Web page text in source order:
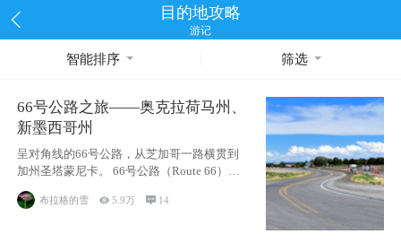
目的地攻略
游记
智能排序 筛选
66号公路之旅——奥克拉荷马州、
新墨西哥州
呈对角线的66号公路，从芝加哥一路横贯到
加州圣塔蒙尼卡。 66号公路（Route 66），
被美国人
布拉格的雪  5.9万  14